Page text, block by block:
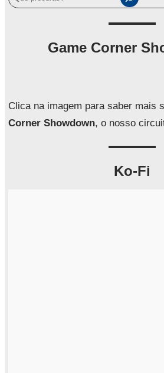
e
a
r
Game Corner
Clica na imagem para saber mais
Corner Showdown, o nosso
Ko-Fi